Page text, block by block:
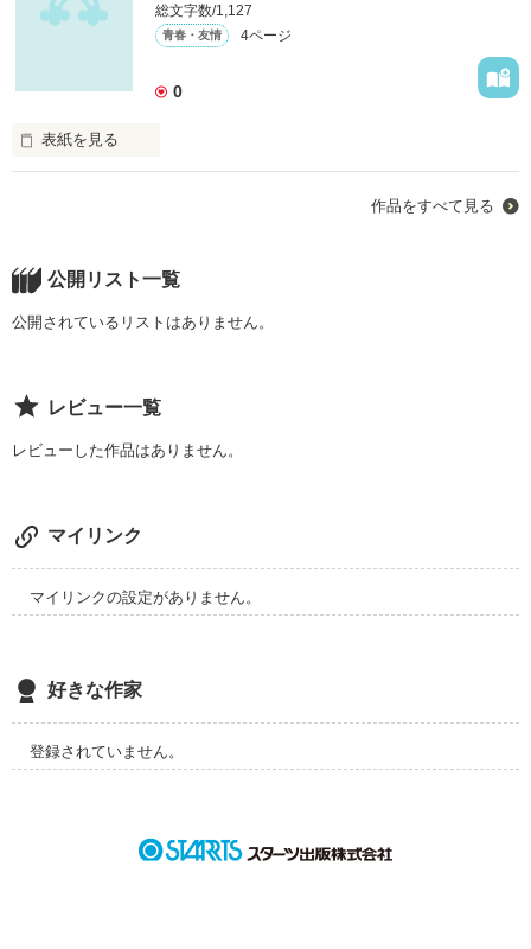
総文字数/1,127
青春・友情 4ページ
0
表紙を見る
作品をすべて見る
公開リスト一覧
公開されているリストはありません。
レビュー一覧
レビューした作品はありません。
マイリンク
マイリンクの設定がありません。
好きな作家
登録されていません。